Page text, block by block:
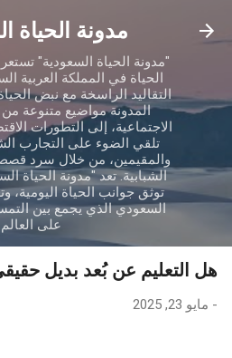
التخطي إلى
مدونة الحياة
"مدونة الحياة السعودية"
الحياة في المملكة العربية
التقاليد الراسخة مع نبض
المدونة مواضيع متنوعة من
الاجتماعية، إلى التطورات
تلقي الضوء على التجارب
والمقيمين، من خلال سرد قصص
الشبابية. تعد "مدونة الحياة
توثق جوانب الحياة
السعودي الذي يجمع بين
على العالم.
هل التعليم عن بُعد بديل
- مايو 23, 2025